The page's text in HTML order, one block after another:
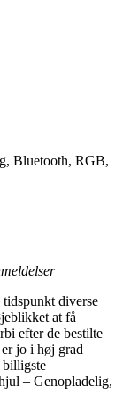
Bluetooth, RGB,
diverse
at få
efter de bestilte
jo i høj grad
billigste
– Genopladelig,